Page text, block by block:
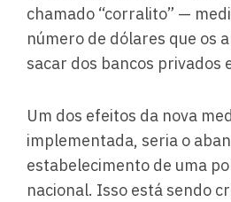
chamado “corralito” —
número de dólares que os
sacar dos bancos privados
Um dos efeitos da nova
implementada, seria o
estabelecimento de uma
nacional. Isso está sendo